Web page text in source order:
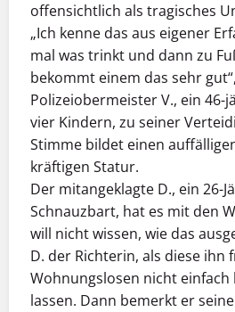
offensichtlich als tragisches
„Ich kenne das aus eigener
mal was trinkt und dann zu
bekommt einem das sehr
Polizeiobermeister V., ein 46-
vier Kindern, zu seiner
Stimme bildet einen
kräftigen Statur.
Der mitangeklagte D., ein 26-
Schnauzbart, hat es mit den
will nicht wissen, wie das
D. der Richterin, als diese ihn
Wohnungslosen nicht einfach
lassen. Dann bemerkt er